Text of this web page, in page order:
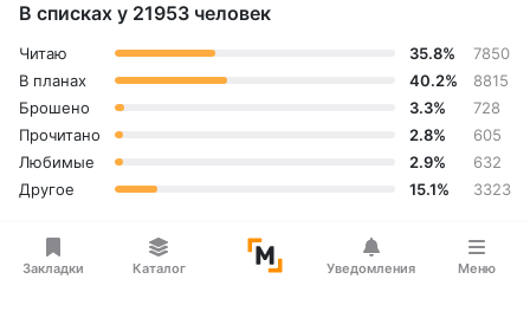
В списках у 21953 человек
Читаю 35.8%
7850
В планах
40.2%
8815
Брошено
3.3%
728
Прочитано
2.8%
605
Любимые
2.9%
632
Другое
15.1% 3323
Закладки Каталог Уведомления Меню